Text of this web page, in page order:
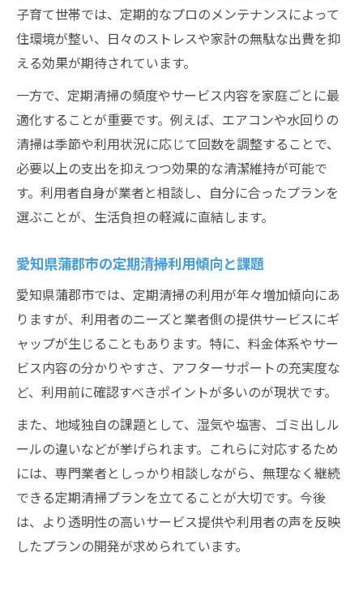
子育て世帯では、定期的なプロのメンテナンスによって
住環境が整い、日々のストレスや家計の無駄な出費を抑
える効果が期待されています。
一方で、定期清掃の頻度やサービス内容を家庭ごとに最
適化することが重要です。例えば、エアコンや水回りの
清掃は季節や利用状況に応じて回数を調整することで、
必要以上の支出を抑えつつ効果的な清潔維持が可能で
す。利用者自身が業者と相談し、自分に合ったプランを
選ぶことが、生活負担の軽減に直結します。
愛知県蒲郡市の定期清掃利用傾向と課題
愛知県蒲郡市では、定期清掃の利用が年々増加傾向にあ
りますが、利用者のニーズと業者側の提供サービスにギ
ャップが生じることもあります。特に、料金体系やサー
ビス内容の分かりやすさ、アフターサポートの充実度な
ど、利用前に確認すべきポイントが多いのが現状です。
また、地域独自の課題として、湿気や塩害、ゴミ出しル
ールの違いなどが挙げられます。これらに対応するため
には、専門業者としっかり相談しながら、無理なく継続
できる定期清掃プランを立てることが大切です。今後
は、より透明性の高いサービス提供や利用者の声を反映
したプランの開発が求められています。